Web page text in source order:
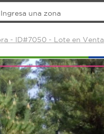
- ID#7050 - Lote en Venta